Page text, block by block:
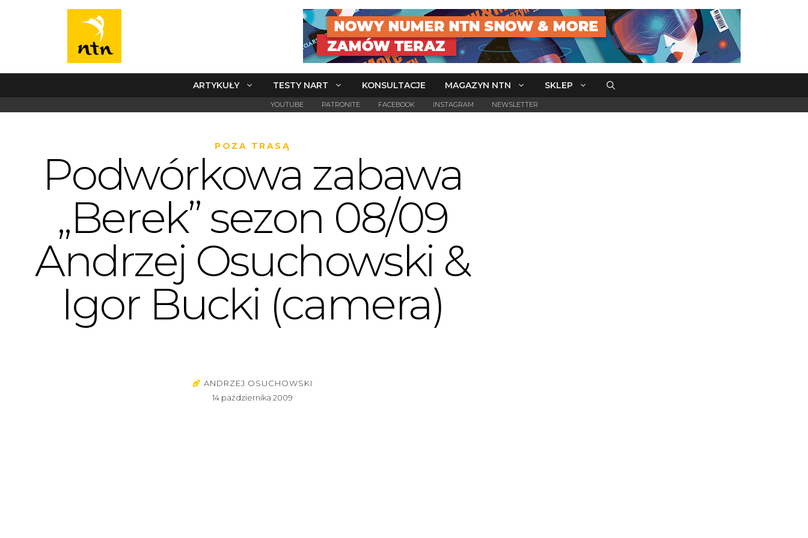
ARTYKUŁY TESTY NART KONSULTACJE MAGAZYN NTN SKLEP
YOUTUBE PATRONITE FACEBOOK INSTAGRAM NEWSLETTER
POZA TRASĄ
Podwórkowa zabawa
„Berek” sezon 08/09
Andrzej Osuchowski &
Igor Bucki (camera)
ANDRZEJ OSUCHOWSKI
14 października 2009